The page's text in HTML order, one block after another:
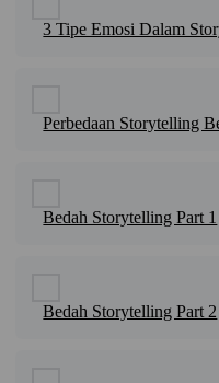
3 Tipe Emosi Dalam
Perbedaan Storytelling
Bedah Storytelling Part 1
Bedah Storytelling Part 2